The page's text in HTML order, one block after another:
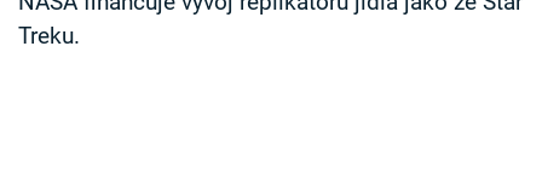
Treku.